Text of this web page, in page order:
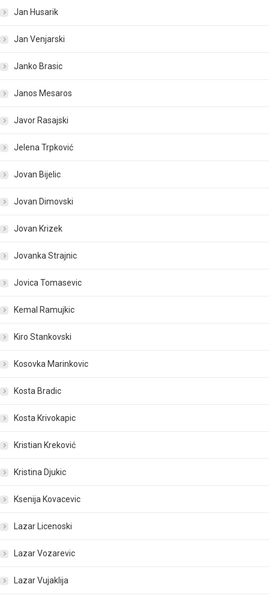
Jan Husarik
Jan Venjarski
Janko Brasic
Janos Mesaros
Javor Rasajski
Jelena Trpković
Jovan Bijelic
Jovan Dimovski
Jovan Krizek
Jovanka Strajnic
Jovica Tomasevic
Kemal Ramujkic
Kiro Stankovski
Kosovka Marinkovic
Kosta Bradic
Kosta Krivokapic
Kristian Kreković
Kristina Djukic
Ksenija Kovacevic
Lazar Licenoski
Lazar Vozarevic
Lazar Vujaklija